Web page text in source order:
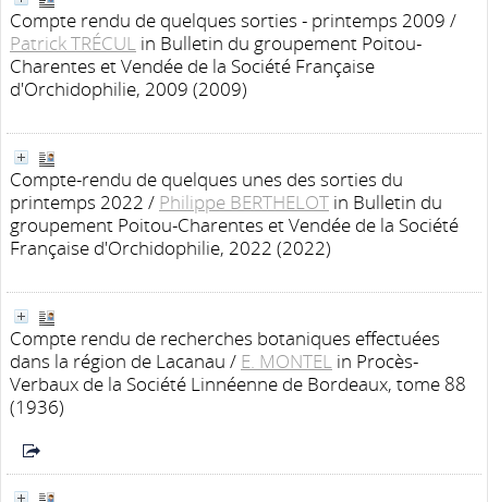
Compte rendu de quelques sorties - printemps 2009 /
Patrick TRÉCUL in Bulletin du groupement Poitou-
Charentes et Vendée de la Société Française
d'Orchidophilie, 2009 (2009)
Compte-rendu de quelques unes des sorties du
printemps 2022 / Philippe BERTHELOT in Bulletin du
groupement Poitou-Charentes et Vendée de la Société
Française d'Orchidophilie, 2022 (2022)
Compte rendu de recherches botaniques effectuées
dans la région de Lacanau / E. MONTEL in Procès-
Verbaux de la Société Linnéenne de Bordeaux, tome 88
(1936)